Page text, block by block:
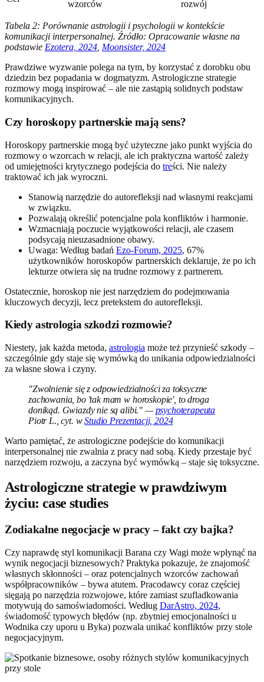
wzorców rozwój
Tabela 2: Porównanie astrologii i psychologii w kontekście
komunikacji interpersonalnej. Źródło: Opracowanie własne na
podstawie Ezotera, 2024 Moonsister, 2024
Prawdziwe wyzwanie polega na tym, by korzystać z dorobku obu
dziedzin bez popadania w dogmatyzm. Astrologiczne strategie
rozmowy mogą inspirować – ale nie zastąpią solidnych podstaw
komunikacyjnych.
Czy horoskopy partnerskie mają sens?
Horoskopy partnerskie mogą być użyteczne jako punkt wyjścia do
rozmowy o wzorcach w relacji, ale ich praktyczna wartość zależy
od umiejętności krytycznego podejścia do treści. Nie należy
traktować ich jak wyroczni.
Stanowią narzędzie do autorefleksji nad własnymi reakcjami
w związku.
Pozwalają określić potencjalne pola konfliktów i harmonie.
Wzmacniają poczucie wyjątkowości relacji, ale czasem
podsycają nieuzasadnione obawy.
Uwaga: Według badań Ezo-Forum, 2025, 67%
użytkowników horoskopów partnerskich deklaruje, że po ich
lekturze otwiera się na trudne rozmowy z partnerem.
Ostatecznie, horoskop nie jest narzędziem do podejmowania
kluczowych decyzji, lecz pretekstem do autorefleksji.
Kiedy astrologia szkodzi rozmowie?
Niestety, jak każda metoda, astrologia może też przynieść szkody –
szczególnie gdy staje się wymówką do unikania odpowiedzialności
za własne słowa i czyny.
"Zwolnienie się z odpowiedzialności za toksyczne
zachowania, bo 'tak mam w horoskopie', to droga
donikąd. Gwiazdy nie są alibi." —psychoterapeuta
Piotr L., cyt. wStudio Prezentacji, 2024
Warto pamiętać, że astrologiczne podejście do komunikacji
interpersonalnej nie zwalnia z pracy nad sobą. Kiedy przestaje być
narzędziem rozwoju, a zaczyna być wymówką – staje się toksyczne.
Astrologiczne strategie w prawdziwym
życiu: case studies
Zodiakalne negocjacje w pracy – fakt czy bajka?
Czy naprawdę styl komunikacji Barana czy Wagi może wpłynąć na
wynik negocjacji biznesowych? Praktyka pokazuje, że znajomość
własnych skłonności – oraz potencjalnych wzorców zachowań
współpracowników – bywa atutem. Pracodawcy coraz częściej
sięgają po narzędzia rozwojowe, które zamiast szufladkowania
motywują do samoświadomości. Według DarAstro, 2024,
świadomość typowych błędów (np. zbytniej emocjonalności u
Wodnika czy uporu u Byka) pozwala unikać konfliktów przy stole
negocjacyjnym.